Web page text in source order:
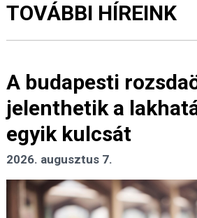
TOVÁBBI HÍREINK
A budapesti
jelenthetik a
egyik kulcsát
2026. augusztus 7.